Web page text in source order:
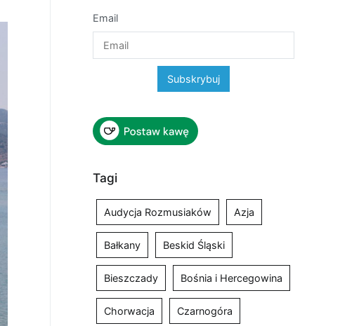
Email
Tagi
Audycja Rozmusiaków Azja
Bałkany Beskid Śląski
Bieszczady Bośnia i Hercegowina
Chorwacja Czarnogóra